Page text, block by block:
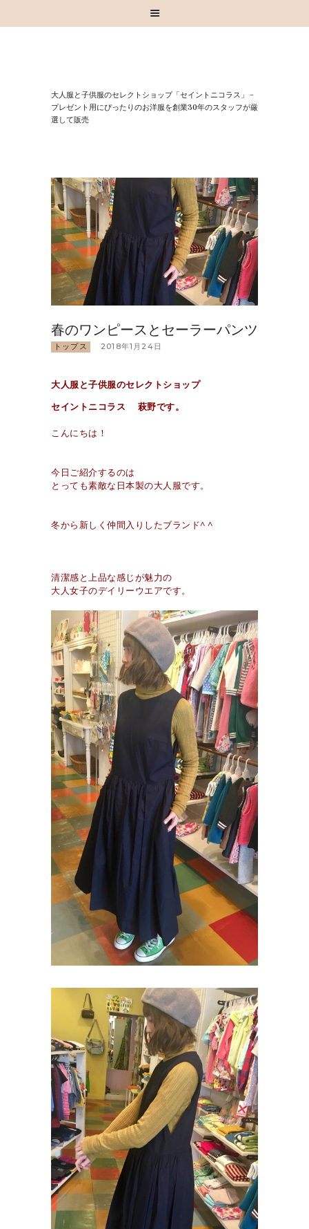
⼤⼈服と⼦供服のセレクトショップ「セイントニコラス」 –
プレゼント⽤にぴったりのお洋服を創業30年のスタッフが厳
選して販売
お知らせ
お買い物
取扱いブランド
お問い合わせ
春のワンピースとセーラーパンツ
トップス 2018年1月24日
大人服と子供服のセレクトショップ
セイントニコラス 萩野です。
こんにちは！
今日ご紹介するのは
とっても素敵な日本製の大人服です。
冬から新しく仲間入りしたブランド^ ^
清潔感と上品な感じが魅力の
大人女子のデイリーウエアです。